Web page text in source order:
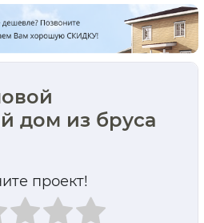
дом из бруса
проект!